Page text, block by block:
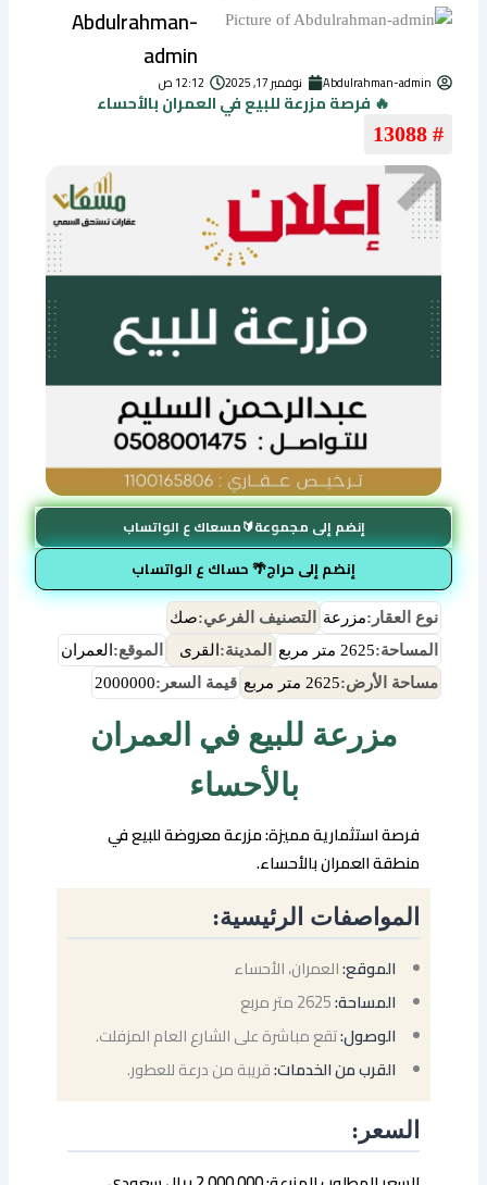
Abdulrahman-
admin
Abdulrahman-admin نوفمبر 17, 2025 12:12 ص
🔥 فرصة مزرعة للبيع في العمران بالأحساء
# 13088
إنضم إلى مجموعة🔰مسعاك ع الواتساب
إنضم إلى حراج🌴 حساك ع الواتساب
نوع العقار:مزرعة التصنيف الفرعي:صك
المساحة:2625 متر مربع المدينة: القرى الموقع: العمران
مساحة الأرض:2625 متر مربع قيمة السعر:2000000
مزرعة للبيع في العمران
بالأحساء
فرصة استثمارية مميزة: مزرعة معروضة للبيع في
منطقة العمران بالأحساء.
المواصفات الرئيسية:
الموقع:العمران، الأحساء
المساحة:
الوصول:تقع مباشرة على الشارع العام المزفلت.
القرب من الخدمات:قريبة من درعة للعطور.
السعر: